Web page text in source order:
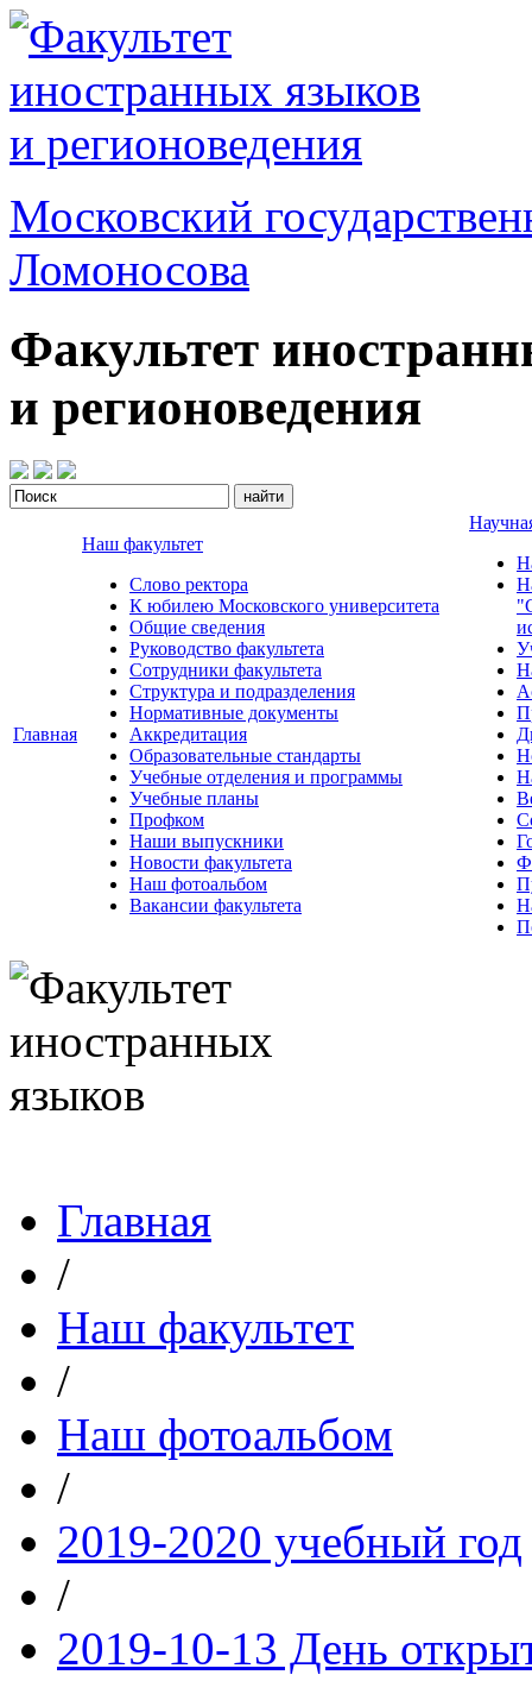
Московский
Ломоносова
Факультет
и регионоведения
Главная
Наш факультет
Слово ректора
К юбилею Московского университета
Общие сведения
Руководство факультета
Сотрудники факультета
Структура и подразделения
Нормативные документы
Аккредитация
Образовательные стандарты
Учебные отделения и программы
Учебные планы
Профком
Наши выпускники
Новости факультета
Наш фотоальбом
Вакансии факультета
Главная
/
Наш факультет
/
Наш фотоальбом
/
2019-2020 учебный год
/
2019-10-13 День